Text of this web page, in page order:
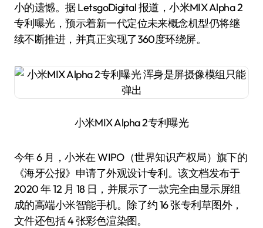
小的遗憾。据 LetsgoDigital 报道，小米MIX Alpha 2
专利曝光，预示着新一代定位未来概念机型仍将继
续不断推进，并真正实现了360度环绕屏。
小米MIX Alpha 2专利曝光
今年 6 月，小米在 WIPO（世界知识产权局）旗下的
《海牙公报》申请了外观设计专利。该文档发布于
2020 年 12 月 18 日，并展示了一款完全由显示屏组
成的高端小米智能手机。除了约 16 张专利草图外，
文件还包括 4 张彩色渲染图。